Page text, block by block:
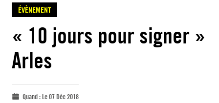
ÉVÈNEMENT
« 10 jours pour signer »
Arles
Quand :Le 07 Déc 2018